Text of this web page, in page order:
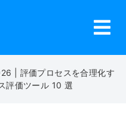
| 評価プロセスを合理化す
評価ツール 10 選